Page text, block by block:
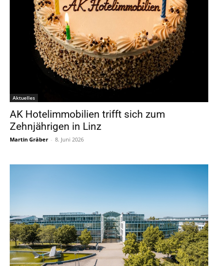
Aktuelles
AK Hotelimmobilien trifft sich zum
Zehnjährigen in Linz
Martin Gräber - 8. Juni 2026